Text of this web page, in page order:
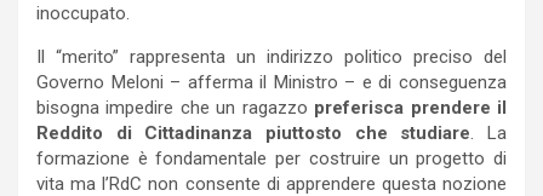
inoccupato.
Il “merito” rappresenta un indirizzo politico preciso del
Governo Meloni – afferma il Ministro – e di conseguenza
bisogna impedire che un ragazzo preferisca prendere il
Reddito di Cittadinanza piuttosto che studiare . La
formazione è fondamentale per costruire un progetto di
vita ma l’RdC non consente di apprendere questa nozione